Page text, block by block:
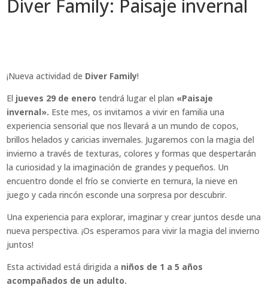
Diver Family: Paisaje invernal
¡Nueva actividad de Diver Family!
El jueves 29 de enero tendrá lugar el plan «Paisaje
invernal». Este mes, os invitamos a vivir en familia una
experiencia sensorial que nos llevará a un mundo de copos,
brillos helados y caricias invernales. Jugaremos con la magia del
invierno a través de texturas, colores y formas que despertarán
la curiosidad y la imaginación de grandes y pequeños. Un
encuentro donde el frío se convierte en ternura, la nieve en
juego y cada rincón esconde una sorpresa por descubrir.
Una experiencia para explorar, imaginar y crear juntos desde una
nueva perspectiva. ¡Os esperamos para vivir la magia del invierno
juntos!
Esta actividad está dirigida a niños de 1 a 5 años
acompañados de un adulto.